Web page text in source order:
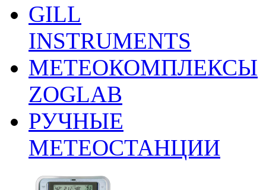
GILL
INSTRUMENTS
МЕТЕОКОМПЛЕКСЫ
ZOGLAB
РУЧНЫЕ
МЕТЕОСТАНЦИИ